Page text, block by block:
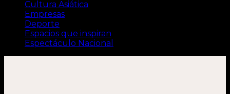
Cultura Asiática
Empresas
Deporte
Espacios que inspiran
Espectáculo Nacional